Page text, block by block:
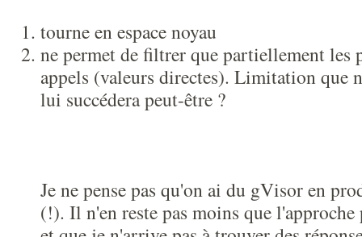
tourne en espace noyau
ne permet de filtrer que partiellement les
appels (valeurs directes). Limitation que
lui succédera peut-être ?
Je ne pense pas qu'on ai du gVisor en
(!). Il n'en reste pas moins que l'approche